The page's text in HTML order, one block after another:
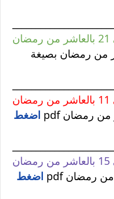
الحي 21 بالعاشر من رمضان بصيغة
اضغط
اضغط